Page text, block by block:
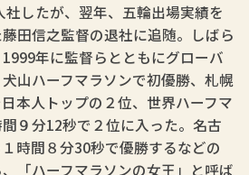
したが、翌年、五輪出場実績を
田信之監督の退社に追随。しばら
年に監督らとともにグローバ
山ハーフマラソンで初優勝、札幌
本人トップの２位、世界ハーフマ
９分12秒で２位に入った。名古
時間８分30秒で優勝するなどの
「ハーフマラソンの女王」と呼ば